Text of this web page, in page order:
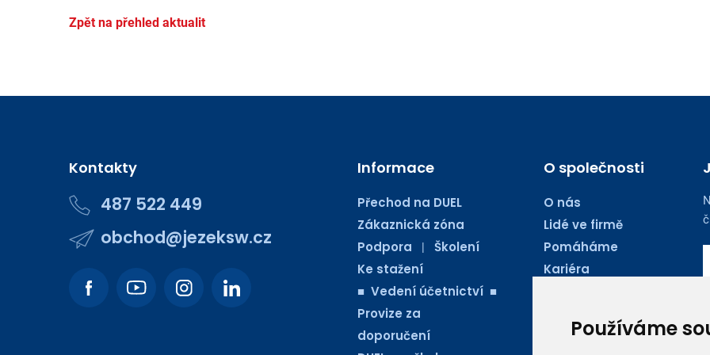
Používáme
Zpět na přehled aktualit
Kontakty
487 522 449
obchod@jezeksw.cz
Informace
Přechod na DUEL
Zákaznická zóna
Podpora
| Školení
Ke stažení
■ Vedení účetnictví ■
Provize za
doporučení
O společnosti
O nás
Lidé ve firmě
Pomáháme
Kariéra
AUDIO PODCASTY